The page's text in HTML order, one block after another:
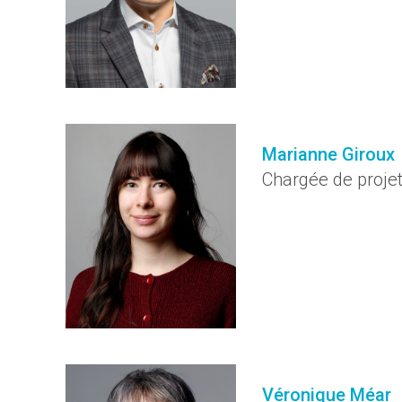
Marianne Giroux
Chargée de
Véronique Méar